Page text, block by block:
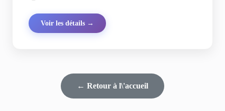
Voir les détails →
← Retour à l\'accueil